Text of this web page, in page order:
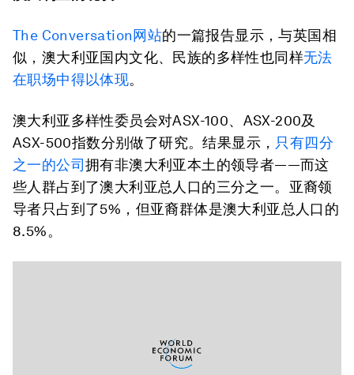
The Conversation网站的一篇报告显示，与英国相
似，澳大利亚国内文化、民族的多样性也同样无法
在职场中得以体现。
澳大利亚多样性委员会对ASX-100、ASX-200及
ASX-500指数分别做了研究。结果显示， 只有四分
之一的公司拥有非澳大利亚本土的领导者——而这
些人群占到了澳大利亚总人口的三分之一。亚裔领
导者只占到了5%，但亚裔群体是澳大利亚总人口的
8.5%。